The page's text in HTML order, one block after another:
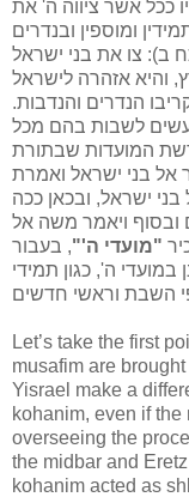
ככל אשר ציווה ה' את
ומוספין ובנדרים
והיא אזהרה לישראל
הנדרים והנדבות.
לשבות בהם מכל
המועדות שבתורת
אל בני ישראל ואמרת
ישראל, ובכאן ככה
ובסוף ויאמר משה אל
"מועדי ה'", בעבור
ה', כגון תמידי
השבת וראשי חדשים
Let’s take the first
musafim are
Yisrael make a
kohanim, even if
overseeing the
the midbar and
kohanim acted as